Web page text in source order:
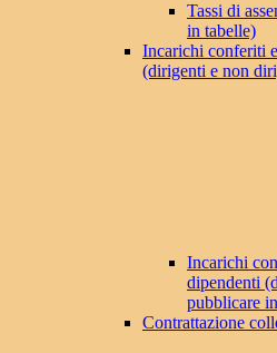
Tassi di
in tabelle)
Incarichi conferiti
(dirigenti e non
Incarichi
dipendenti
pubblicare
Contrattazione